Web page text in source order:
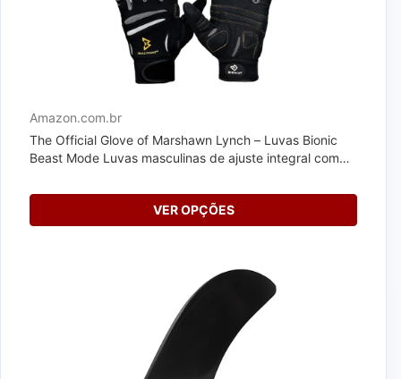
Amazon.com.br
The Official Glove of Marshawn Lynch – Luvas Bionic
Beast Mode Luvas masculinas de ajuste integral com
VER OPÇÕES